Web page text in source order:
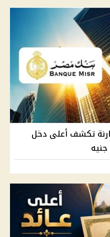
مصر 2026.. مقارنة تكشف أعلى دخل